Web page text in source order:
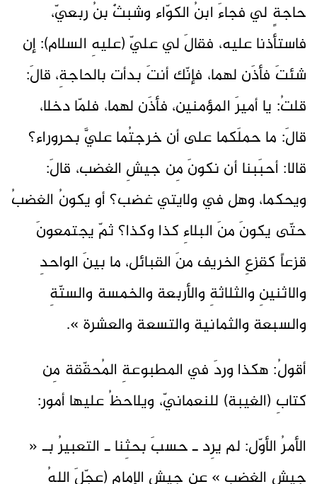
حاجةٍ لي فجاءَ ابنُ الكوّاء وشبثٌ بنُ ربعيّ،
فاستأذنا عليه، فقالَ لي عليّ (عليهِ السلام): إن
شئتَ فأذَن لهما، فإنّك أنتَ بدأت بالحاجةِ، قالَ:
قلتُ: يا أميرَ المؤمنين، فأذَن لهما، فلمّا دخلا،
قالَ: ما حملَكما على أن خرجتُما عليَّ بحروراء؟
قالا: أحبَبنا أن نكونَ مِن جيشِ الغضب، قالَ:
ويحكما، وهل في ولايتي غضب؟ أو يكونُ الغضبُ
حتّى يكونَ منَ البلاءِ كذا وكذا؟ ثمّ يجتمعونَ
قزعاً كقزعِ الخريف منَ القبائل، ما بينَ الواحدِ
والاثنينِ والثلاثةِ والأربعة والخمسة والستّةِ
والسبعة والثمانية والتسعة والعشرة ».
أقولُ: هكذا وردَ في المطبوعةِ المُحقّقة مِن
كتابِ (الغيبة) للنعمانيّ، ويلاحظُ عليها أمور:
الأمرُ الأوّل: لم يرِد ـ حسبَ بحثِنا ـ التعبيرُ بـ «
جيشِ الغضب » عن جيشِ الإمامِ (عجّلَ اللهُ